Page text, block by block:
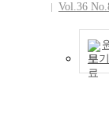
Vol.36
보기